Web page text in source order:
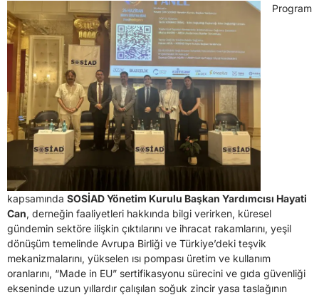
Program
kapsamında SOSİAD Yönetim Kurulu Başkan Yardımcısı Hayati
Can, derneğin faaliyetleri hakkında bilgi verirken, küresel
gündemin sektöre ilişkin çıktılarını ve ihracat rakamlarını, yeşil
dönüşüm temelinde Avrupa Birliği ve Türkiye’deki teşvik
mekanizmalarını, yükselen ısı pompası üretim ve kullanım
oranlarını, “Made in EU” sertifikasyonu sürecini ve gıda güvenliği
ekseninde uzun yıllardır çalışılan soğuk zincir yasa taslağının